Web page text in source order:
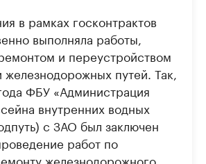
в рамках госконтрактов
выполняла работы,
и переустройством
железнодорожных путей. Так,
ФБУ «Администрация
внутренних водных
с ЗАО был заключен
работ по
железнодорожного